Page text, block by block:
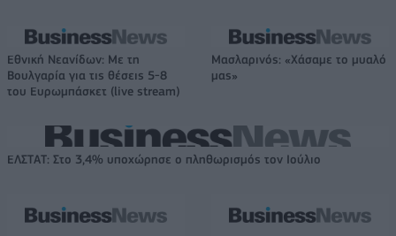
Εθνική Νεανίδων: Με τη
Βουλγαρία για τις θέσεις 5-8
του Ευρωμπάσκετ (live stream)
Μασλαρινός: «Χάσαμε το μυαλό
μας»
ΕΛΣΤΑΤ: Στο 3,4% υποχώρησε ο πληθωρισμός τον Ιούλιο